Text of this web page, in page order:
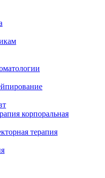
корпоральная
терапия